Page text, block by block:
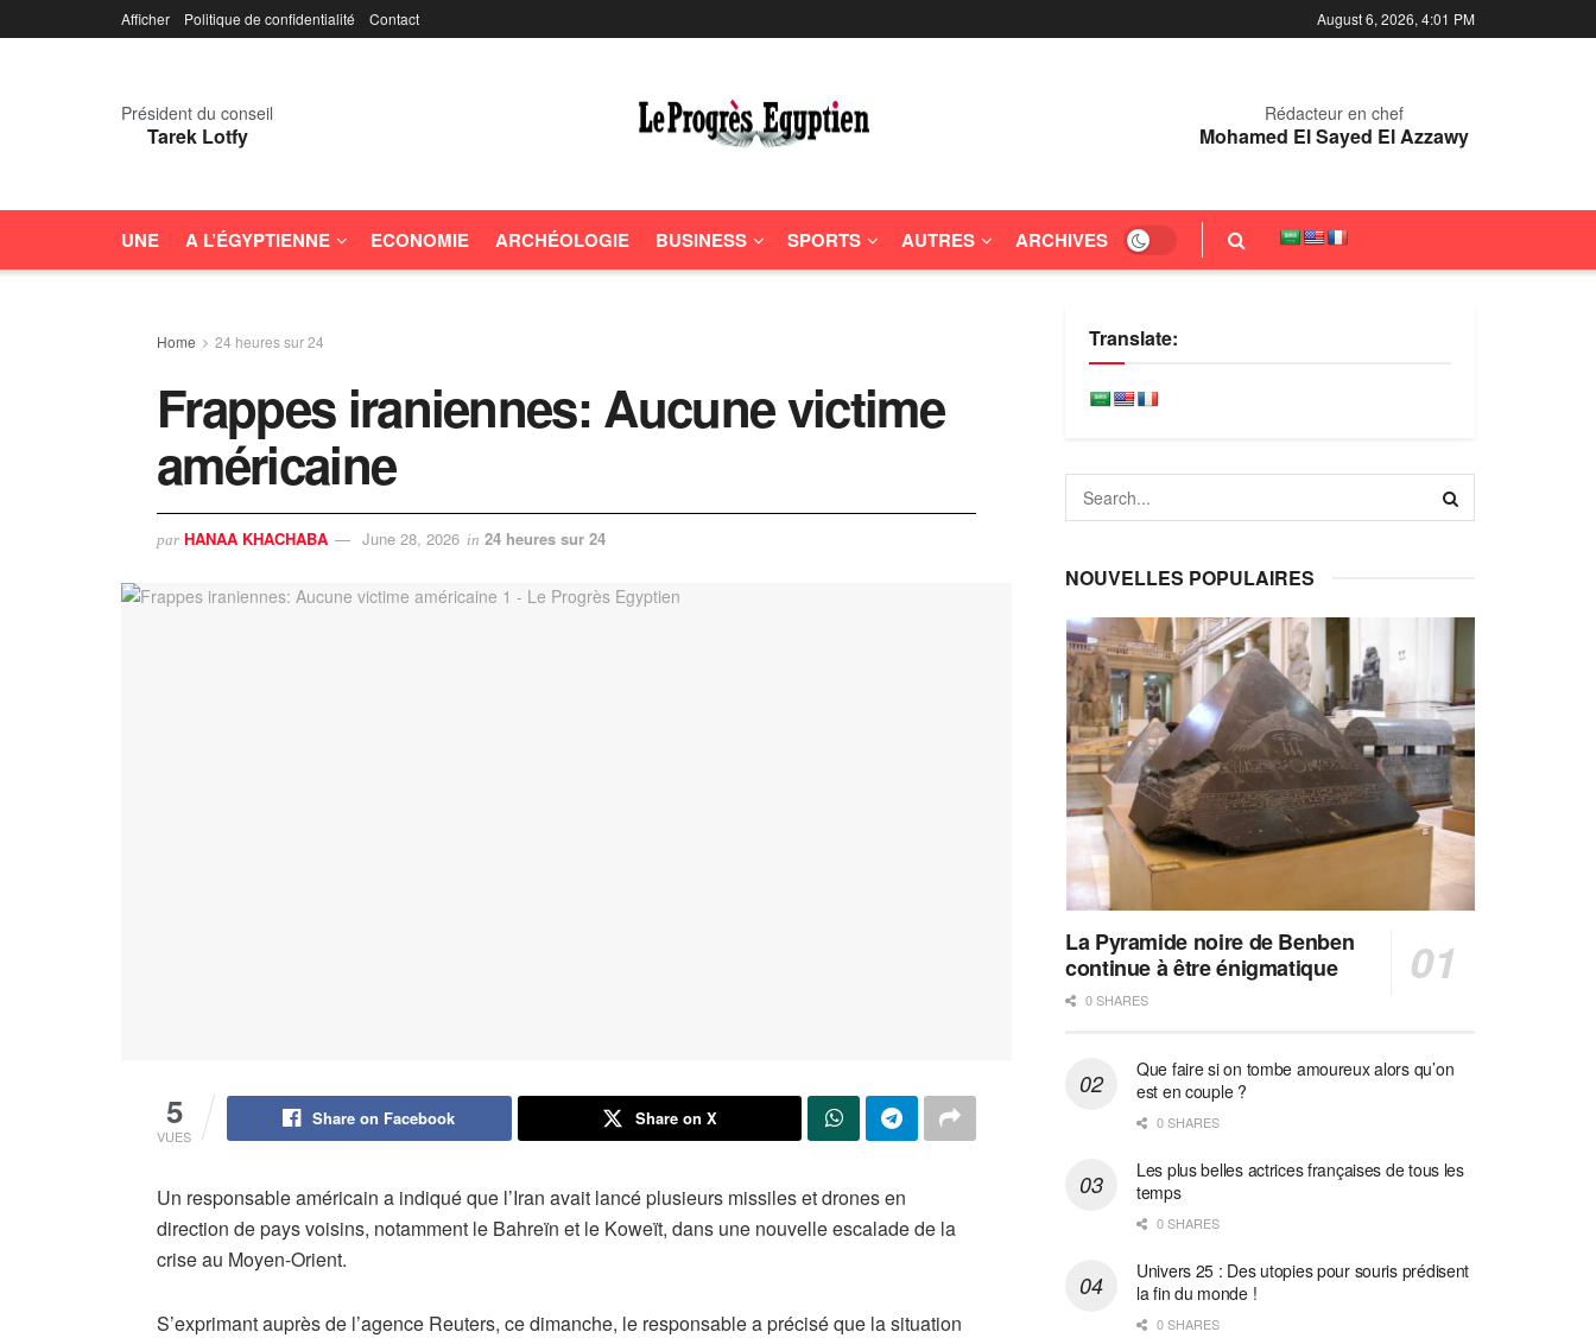
Afficher Politique de confidentialité Contact August 6, 2026, 4:01 PM
Président du conseil
Tarek Lotfy
Rédacteur en chef
Mohamed El Sayed El Azzawy
UNE A L’ÉGYPTIENNE ECONOMIE ARCHÉOLOGIE BUSINESS SPORTS AUTRES ARCHIVES
Home 24 heures sur 24
Frappes iraniennes: Aucune victime
américaine
par HANAA KHACHABA June 28, 2026 in 24 heures sur 24
5
VUES
Share on Facebook Share on X
Un responsable américain a indiqué que l’Iran avait lancé plusieurs missiles et drones en
direction de pays voisins, notamment le Bahreïn et le Koweït, dans une nouvelle escalade de la
crise au Moyen-Orient.
S’exprimant auprès de l’agence Reuters, ce dimanche, le responsable a précisé que la situation
Translate:
NOUVELLES POPULAIRES
La Pyramide noire de Benben
continue à être énigmatique
0 SHARES
Que faire si on tombe amoureux alors qu’on
est en couple ?
0 SHARES
Les plus belles actrices françaises de tous les
temps
0 SHARES
Univers 25 : Des utopies pour souris prédisent
la fin du monde !
0 SHARES